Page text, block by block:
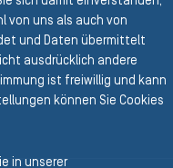
von uns als auch von
und Daten übermittelt
ausdrücklich andere
ist freiwillig und kann
können Sie Cookies
in unserer